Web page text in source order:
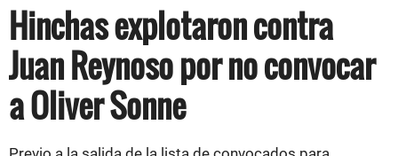
Hinchas explotaron contra
Juan Reynoso por no convocar
a Oliver Sonne